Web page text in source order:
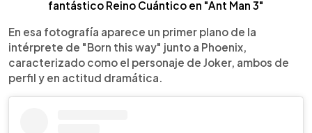
fantástico Reino Cuántico en "Ant Man 3"
En esa fotografía aparece un primer plano de la
intérprete de "Born this way" junto a Phoenix,
caracterizado como el personaje de Joker, ambos de
perfil y en actitud dramática.